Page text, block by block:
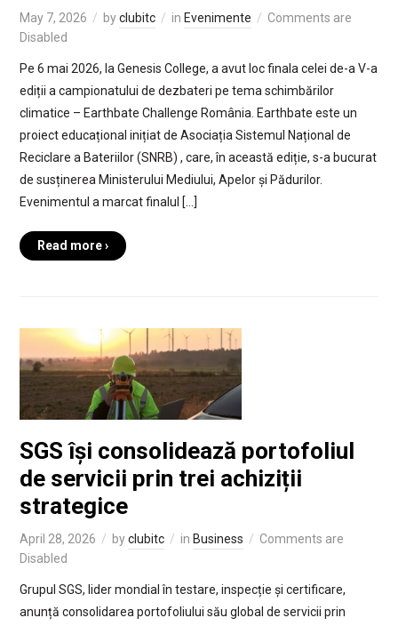
May 7, 2026 byclubitc in Evenimente
Comments are
Disabled
Pe 6 mai 2026, la Genesis College, a avut loc finala celei de-a V-a
ediții a campionatului de dezbateri pe tema schimbărilor
climatice – Earthbate Challenge România. Earthbate este un
proiect educațional inițiat de Asociația Sistemul Național de
Reciclare a Bateriilor (SNRB) , care, în această ediție, s-a bucurat
de susținerea Ministerului Mediului, Apelor și Pădurilor.
Evenimentul a marcat finalul […]
Read more ›
SGS își consolidează portofoliul
de servicii prin trei achiziții
strategice
April 28, 2026 byclubitc in Business
Comments are
Disabled
Grupul SGS, lider mondial în testare, inspecție și certificare,
anunță consolidarea portofoliului său global de servicii prin